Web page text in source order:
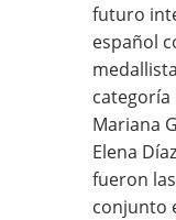
futuro
español
categoría
Mariana
Elena
fueron
conjunto